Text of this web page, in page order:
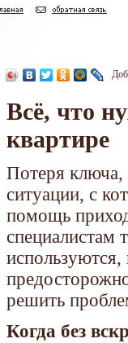
Всё, что
квартире
Потеря
ситуации, с
помощь
специалистам
решить
Когда без